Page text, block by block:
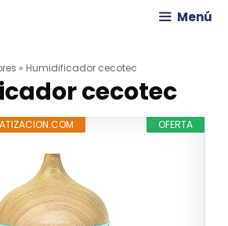
Menú
» Humidificador cecotec
cecotec
OFERTA